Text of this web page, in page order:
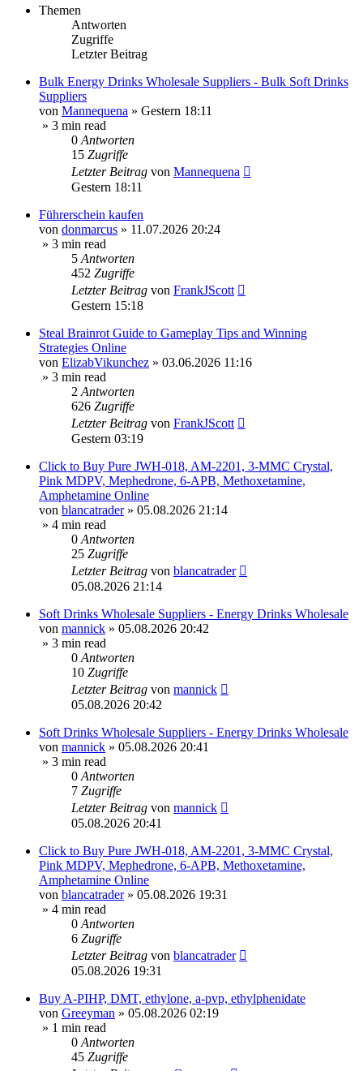
Themen
Antworten
Zugriffe
Letzter Beitrag
Bulk Energy Drinks Wholesale Suppliers - Bulk Soft Drinks
Suppliers
von Mannequena » Gestern 18:11
» 3 min read
0 Antworten
15 Zugriffe
Letzter Beitrag von Mannequena
Gestern 18:11
Führerschein kaufen
von donmarcus » 11.07.2026 20:24
» 3 min read
5 Antworten
452 Zugriffe
Letzter Beitrag von FrankJScott
Gestern 15:18
Steal Brainrot Guide to Gameplay Tips and Winning
Strategies Online
von ElizabVikunchez » 03.06.2026 11:16
» 3 min read
2 Antworten
626 Zugriffe
Letzter Beitrag von FrankJScott
Gestern 03:19
Click to Buy Pure JWH-018, AM-2201, 3-MMC Crystal,
Pink MDPV, Mephedrone, 6-APB, Methoxetamine,
Amphetamine Online
von blancatrader» 05.08.2026 21:14
» 4 min read
0 Antworten
25 Zugriffe
Letzter Beitrag von blancatrader
05.08.2026 21:14
Soft Drinks Wholesale Suppliers - Energy Drinks Wholesale
von mannick » 05.08.2026 20:42
» 3 min read
0 Antworten
10 Zugriffe
Letzter Beitrag von mannick
05.08.2026 20:42
Soft Drinks Wholesale Suppliers - Energy Drinks Wholesale
von mannick » 05.08.2026 20:41
» 3 min read
0 Antworten
7 Zugriffe
Letzter Beitrag von mannick
05.08.2026 20:41
Click to Buy Pure JWH-018, AM-2201, 3-MMC Crystal,
Pink MDPV, Mephedrone, 6-APB, Methoxetamine,
Amphetamine Online
von blancatrader» 05.08.2026 19:31
» 4 min read
0 Antworten
6 Zugriffe
Letzter Beitrag von blancatrader
05.08.2026 19:31
Buy A-PIHP, DMT, ethylone, a-pvp, ethylphenidate
von Greeyman » 05.08.2026 02:19
» 1 min read
0 Antworten
45 Zugriffe